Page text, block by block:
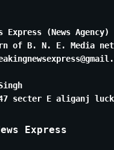
Express (News Agency)
of B. N. E. Media
secter E aliganj
Express